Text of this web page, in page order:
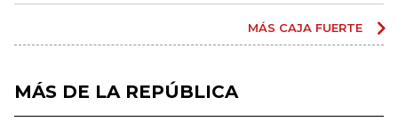
MÁS CAJA FUERTE
MÁS DE LA REPÚBLICA